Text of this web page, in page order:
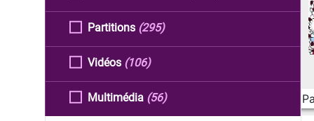
Partitions (295)
Vidéos (106)
Multimédia (56)